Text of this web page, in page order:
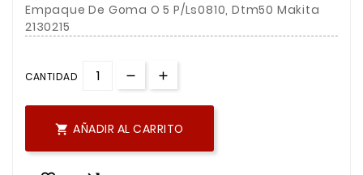
Empaque De Goma O 5 P/Ls0810, Dtm50 Makita
2130215
CANTIDAD
 AÑADIR AL CARRITO